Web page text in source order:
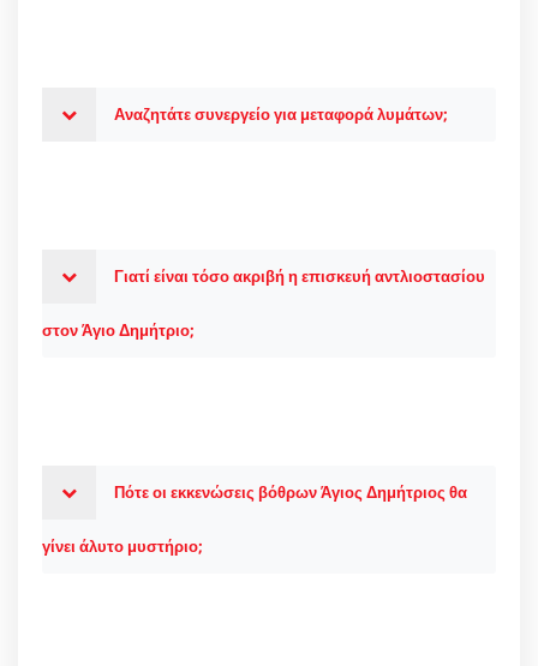
Αναζητάτε συνεργείο για μεταφορά λυμάτων;
Γιατί είναι τόσο ακριβή η επισκευή αντλιοστασίου
στον Άγιο Δημήτριο;
Πότε οι εκκενώσεις βόθρων Άγιος Δημήτριος θα
γίνει άλυτο μυστήριο;